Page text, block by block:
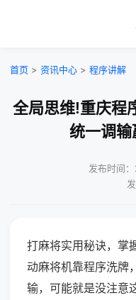
首页 > 资讯中心 > 程序讲解
全局思维!重庆程
统一调
发布时间
打麻将实用秘诀，掌
动麻将机靠程序洗牌
输，可能就是没注意